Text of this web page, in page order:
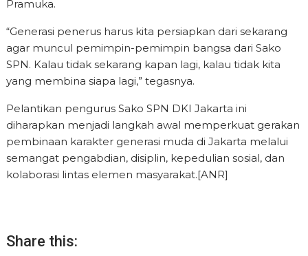
Pramuka.
“Generasi penerus harus kita persiapkan dari sekarang
agar muncul pemimpin-pemimpin bangsa dari Sako
SPN. Kalau tidak sekarang kapan lagi, kalau tidak kita
yang membina siapa lagi,” tegasnya.
Pelantikan pengurus Sako SPN DKI Jakarta ini
diharapkan menjadi langkah awal memperkuat gerakan
pembinaan karakter generasi muda di Jakarta melalui
semangat pengabdian, disiplin, kepedulian sosial, dan
kolaborasi lintas elemen masyarakat.[ANR]
Share this: